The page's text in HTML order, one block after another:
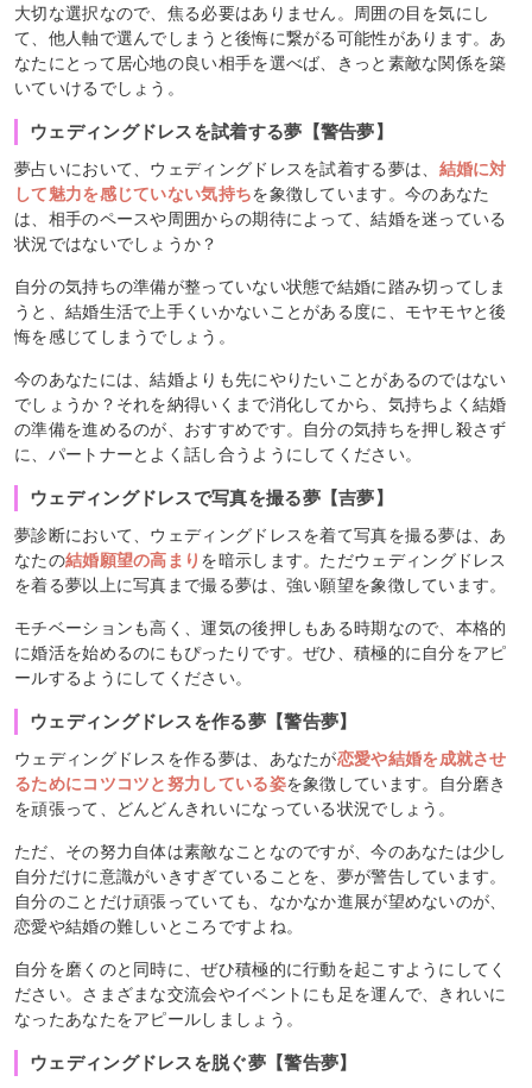
大切な選択なので、焦る必要はありません。周囲の目を気にし
て、他人軸で選んでしまうと後悔に繋がる可能性があります。あ
なたにとって居心地の良い相手を選べば、きっと素敵な関係を築
いていけるでしょう。
ウェディングドレスを試着する夢【警告夢】
夢占いにおいて、ウェディングドレスを試着する夢は、 結婚に対
して魅力を感じていない気持ちを象徴しています。今のあなた
は、相手のペースや周囲からの期待によって、結婚を迷っている
状況ではないでしょうか？
自分の気持ちの準備が整っていない状態で結婚に踏み切ってしま
うと、結婚生活で上手くいかないことがある度に、モヤモヤと後
悔を感じてしまうでしょう。
今のあなたには、結婚よりも先にやりたいことがあるのではない
でしょうか？それを納得いくまで消化してから、気持ちよく結婚
の準備を進めるのが、おすすめです。自分の気持ちを押し殺さず
に、パートナーとよく話し合うようにしてください。
ウェディングドレスで写真を撮る夢【吉夢】
夢診断において、ウェディングドレスを着て写真を撮る夢は、あ
なたの結婚願望の高まり を暗示します。ただウェディングドレス
を着る夢以上に写真まで撮る夢は、強い願望を象徴しています。
モチベーションも高く、運気の後押しもある時期なので、本格的
に婚活を始めるのにもぴったりです。ぜひ、積極的に自分をアピ
ールするようにしてください。
ウェディングドレスを作る夢【警告夢】
ウェディングドレスを作る夢は、あなたが恋愛や結婚を成就させ
るためにコツコツと努力している姿を象徴しています。自分磨き
を頑張って、どんどんきれいになっている状況でしょう。
ただ、その努力自体は素敵なことなのですが、今のあなたは少し
自分だけに意識がいきすぎていることを、夢が警告しています。
自分のことだけ頑張っていても、なかなか進展が望めないのが、
恋愛や結婚の難しいところですよね。
自分を磨くのと同時に、ぜひ積極的に行動を起こすようにしてく
ださい。さまざまな交流会やイベントにも足を運んで、きれいに
なったあなたをアピールしましょう。
ウェディングドレスを脱ぐ夢【警告夢】